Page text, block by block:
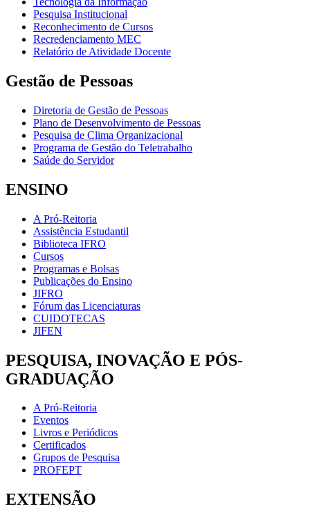
Pesquisa Institucional
Reconhecimento de Cursos
Recredenciamento MEC
Relatório de Atividade Docente
Gestão de Pessoas
Diretoria de Gestão de Pessoas
Plano de Desenvolvimento de Pessoas
Pesquisa de Clima Organizacional
Programa de Gestão do Teletrabalho
Saúde do Servidor
ENSINO
A Pró-Reitoria
Assistência Estudantil
Biblioteca IFRO
Cursos
Programas e Bolsas
Publicações do Ensino
JIFRO
Fórum das Licenciaturas
CUIDOTECAS
JIFEN
PESQUISA, INOVAÇÃO E PÓS-
GRADUAÇÃO
A Pró-Reitoria
Eventos
Livros e Periódicos
Certificados
Grupos de Pesquisa
PROFEPT
EXTENSÃO